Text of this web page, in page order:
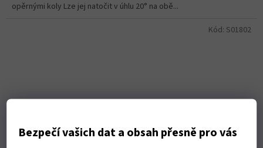
Bezpečí vašich dat a obsah přesně pro vás
opěrnými koly Lze jej natočit v úhlu 20° na obě...
Kód: S01802